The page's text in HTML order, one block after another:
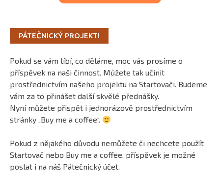
PÁTEČNICKÝ PROJEKT!
Pokud se vám líbí, co děláme, moc vás prosíme o
příspěvek na naši činnost. Můžete tak učinit
prostřednictvím našeho projektu na Startovači. Budeme
vám za to přinášet další skvělé přednášky.
Nyní můžete přispět i jednorázově prostřednictvím
stránky „Buy me a coffee“.
Pokud z nějakého důvodu nemůžete či nechcete použít
Startovač nebo Buy me a coffee, příspěvek je možné
poslat i na náš Pátečnický účet.